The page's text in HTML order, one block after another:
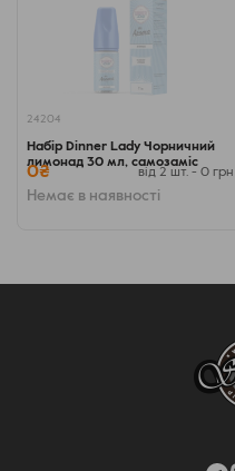
24204
Набір Dinner Lady Чорничний
лимонад 30 мл, самозаміс
0₴ від 2 шт. - 0 грн
Немає в наявності